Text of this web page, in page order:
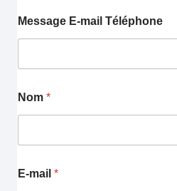
Message E-mail Téléphone
Nom *
E-mail *